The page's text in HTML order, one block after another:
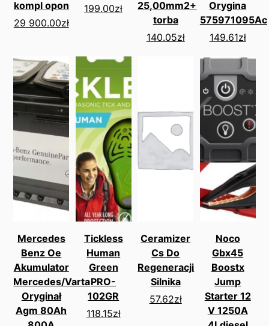
kompl opon
29 900.00zł
199.00zł
25,00mm2+
torba
140.05zł
Orygina
575971095Ac
149.61zł
Mercedes
Benz Oe
Akumulator
Mercedes/Varta
Oryginał
Agm 80Ah
Tickless
Human
Green
PRO-
102GR
118.15zł
Ceramizer
Cs Do
Regeneracji
Silnika
57.62zł
Noco
Gbx45
Boostx
Jump
Starter 12
V 1250A